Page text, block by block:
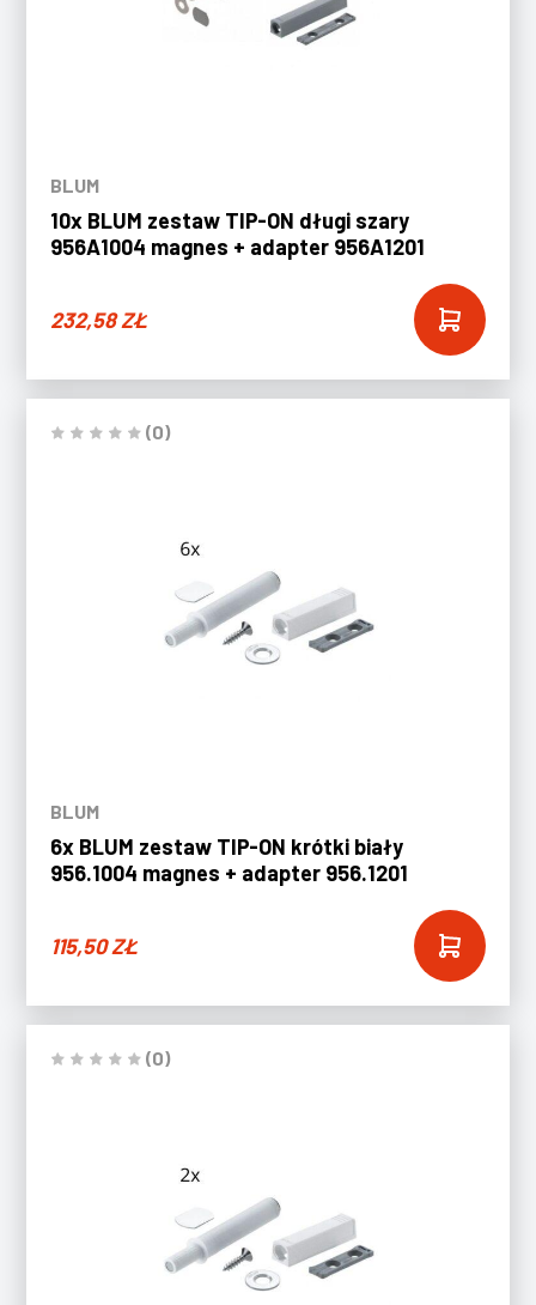
BLUM
10x BLUM zestaw TIP-ON długi szary
956A1004 magnes + adapter 956A1201
232,58ZŁ
(0)
BLUM
6x BLUM zestaw TIP-ON krótki biały
956.1004 magnes + adapter 956.1201
115,50ZŁ
(0)